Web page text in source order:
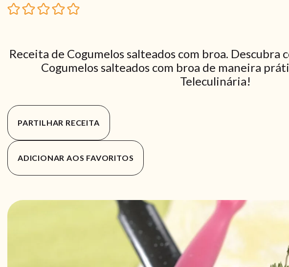
Receita de Cogumelos salteados com broa. Descubra
Cogumelos salteados com broa de maneira
Teleculinária!
PARTILHAR RECEITA
ADICIONAR AOS FAVORITOS